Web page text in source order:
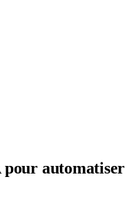
pour automatiser